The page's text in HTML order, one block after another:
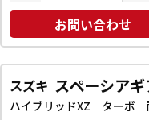
お問い合わせ
スズキ スペーシア